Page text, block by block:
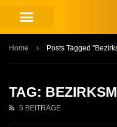
Home Posts Tagged
TAG:
5 BEITRÄGE